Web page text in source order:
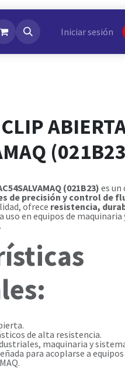
NotiFlash Iniciar sesión
(021B23)es
de precisión y control de
ofrece resistencia,
uso en equipos de maquinaria
de alta resistencia.
maquinaria y
para acoplarse a